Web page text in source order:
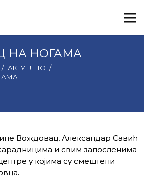
НА НОГАМА
/ АКТУЕЛНО /
Вождовац, Александар Савић
и свим запосленима
у којима су смештени